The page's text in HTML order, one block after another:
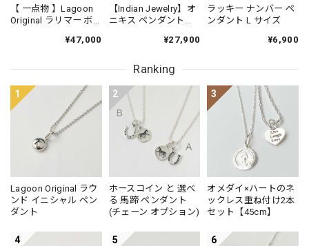
【 一点物 】Lagoon
Original ラリマー ボ
ラデーション ネック
¥47,000
【Indian Jewelry】オ
ニキス ペンダント
¥27,900
ラッキー ナンバー ペ
ンダント L サイズ
¥6,900
Ranking
1
Lagoon Original ラウ
ンド イニシャル ペン
ダント
2
ホースコイン と 選べ
る 馬蹄 ペンダント
(チェーン オプション)
3
オメダイ×ハートのネ
ックレス重ね付け2本
セット【45cm】
4 5 6